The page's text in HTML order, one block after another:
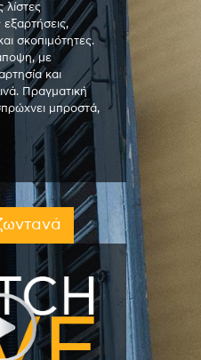
λίστες
σκοπιμότητες.
με
και
Πραγματική
μπροστά,